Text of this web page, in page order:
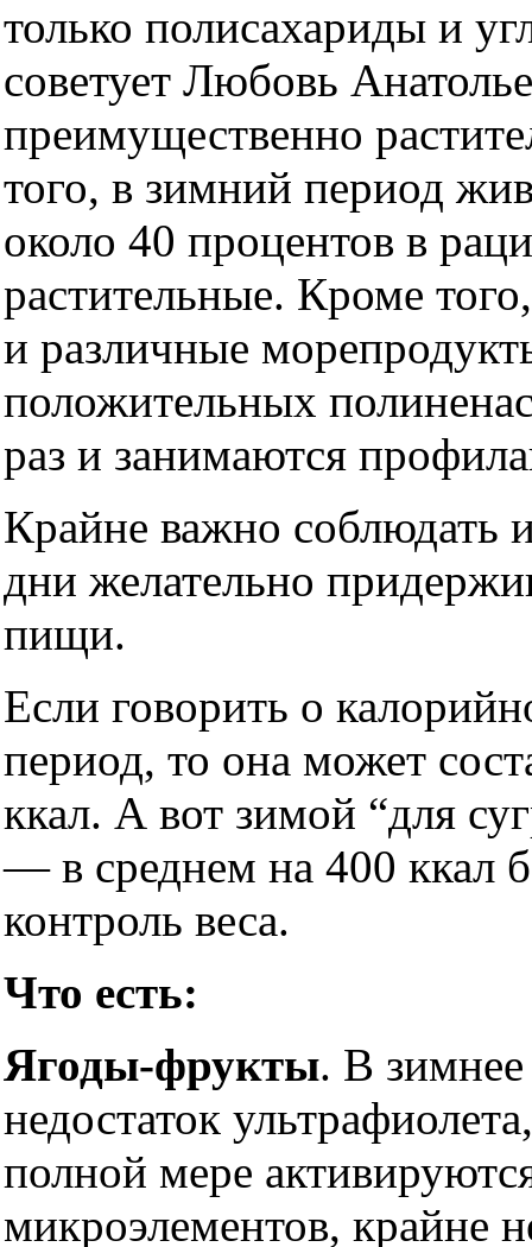
только полисахариды и
советует Любовь
преимущественно
того, в зимний период
около 40 процентов в
растительные. Кроме
и различные
положительных
раз и занимаются
Крайне важно
дни желательно
пищи.
Если говорить о
период, то она может
ккал. А вот зимой “для
— в среднем на 400 ккал
контроль веса.
Что есть:
Ягоды-фрукты. В
недостаток
полной мере
микроэлементов, крайне